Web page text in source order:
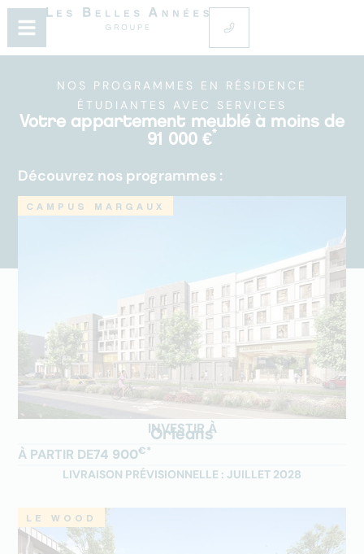
NOS PROGRAMMES EN RÉSIDENCE
ÉTUDIANTES AVEC SERVICES
Votre appartement meublé à moins de
91 000 €*
Découvrez nos programmes :
CAMPUS MARGAUX
INVESTIR À
Orléans
À PARTIR DE74 900€*
LIVRAISON PRÉVISIONNELLE : JUILLET 2028
LE WOOD